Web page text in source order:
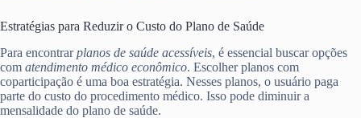
Estratégias para Reduzir o Custo do Plano de Saúde
Para encontrarplanos de saúde acessíveis, é essencial buscar opções
com atendimento médico econômico. Escolher planos com
coparticipação é uma boa estratégia. Nesses planos, o usuário paga
parte do custo do procedimento médico. Isso pode diminuir a
mensalidade do plano de saúde.